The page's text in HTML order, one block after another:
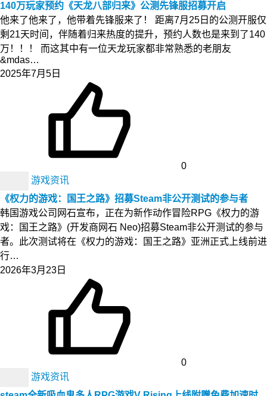
140万玩家预约《天龙八部归来》公测先锋服招募开启
他来了他来了，他带着先锋服来了！ 距离7月25日的公测开服仅
剩21天时间，伴随着归来热度的提升，预约人数也是来到了140
万！！！ 而这其中有一位天龙玩家都非常熟悉的老朋友
&mdas…
2025年7月5日
0
游戏资讯
《权力的游戏：国王之路》招募Steam非公开测试的参与者
韩国游戏公司网石宣布，正在为新作动作冒险RPG《权力的游
戏：国王之路》(开发商网石 Neo)招募Steam非公开测试的参与
者。此次测试将在《权力的游戏：国王之路》亚洲正式上线前进
行…
2026年3月23日
0
游戏资讯